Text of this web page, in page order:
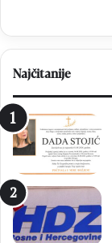
Najčitanije